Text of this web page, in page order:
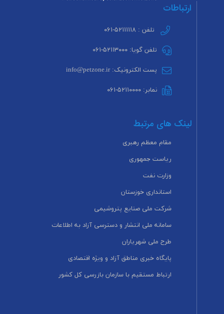
ارتباطات
تلفن : ۵۲۱۱۱۱۱۸-۰۶۱
تلفن گویا: ۵۲۱۱۳۰۰۰-۰۶۱
پست الکترونیک: info@petzone.ir
نمابر: ۵۲۱۱۰۰۰۰-۰۶۱
لینک های مرتبط
مقام معظم رهبری
ریاست جمهوری
وزارت نفت
استانداری خوزستان
شرکت ملی صنایع پتروشیمی
سامانه ملی انتشار و دسترسی آزاد به اطلاعات
طرح ملی شهریاران
پایگاه خبری مناطق آزاد و ویژه اقتصادی
ارتباط مستقیم با سازمان بازرسی کل کشور